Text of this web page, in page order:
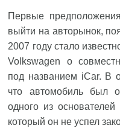
Первые
выйти на авторынок,
2007 году стало
Volkswagen о
под названием iCar. В
что автомобиль был
одного из
который он не успел